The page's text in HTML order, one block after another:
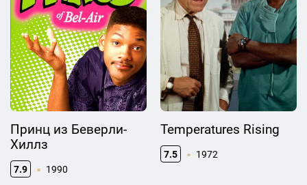
Принц из Беверли-
Хиллз
7.9 1990
Temperatures Rising
7.5 1972